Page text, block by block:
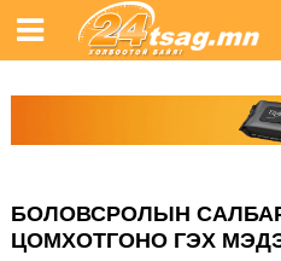
БОЛОВСРОЛЫН
ЦОМХОТГОНО ГЭХ